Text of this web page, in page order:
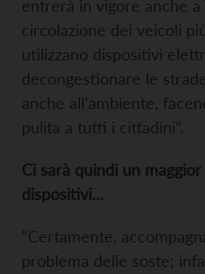
entrerà in vigore anche
circolazione dei veicoli
utilizzano dispositivi
decongestionare le
anche all’ambiente,
pulita a tutti i cittadini”.
Ci sarà quindi un
dispositivi…
“Certamente,
problema delle soste;